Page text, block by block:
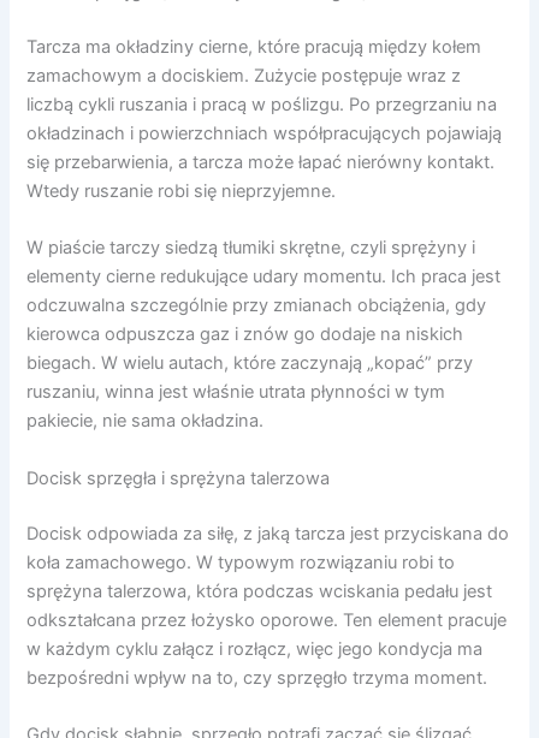
Tarcza ma okładziny cierne, które pracują między kołem
zamachowym a dociskiem. Zużycie postępuje wraz z
liczbą cykli ruszania i pracą w poślizgu. Po przegrzaniu na
okładzinach i powierzchniach współpracujących pojawiają
się przebarwienia, a tarcza może łapać nierówny kontakt.
Wtedy ruszanie robi się nieprzyjemne.
W piaście tarczy siedzą tłumiki skrętne, czyli sprężyny i
elementy cierne redukujące udary momentu. Ich praca jest
odczuwalna szczególnie przy zmianach obciążenia, gdy
kierowca odpuszcza gaz i znów go dodaje na niskich
biegach. W wielu autach, które zaczynają „kopać” przy
ruszaniu, winna jest właśnie utrata płynności w tym
pakiecie, nie sama okładzina.
Docisk sprzęgła i sprężyna talerzowa
Docisk odpowiada za siłę, z jaką tarcza jest przyciskana do
koła zamachowego. W typowym rozwiązaniu robi to
sprężyna talerzowa, która podczas wciskania pedału jest
odkształcana przez łożysko oporowe. Ten element pracuje
w każdym cyklu załącz i rozłącz, więc jego kondycja ma
bezpośredni wpływ na to, czy sprzęgło trzyma moment.